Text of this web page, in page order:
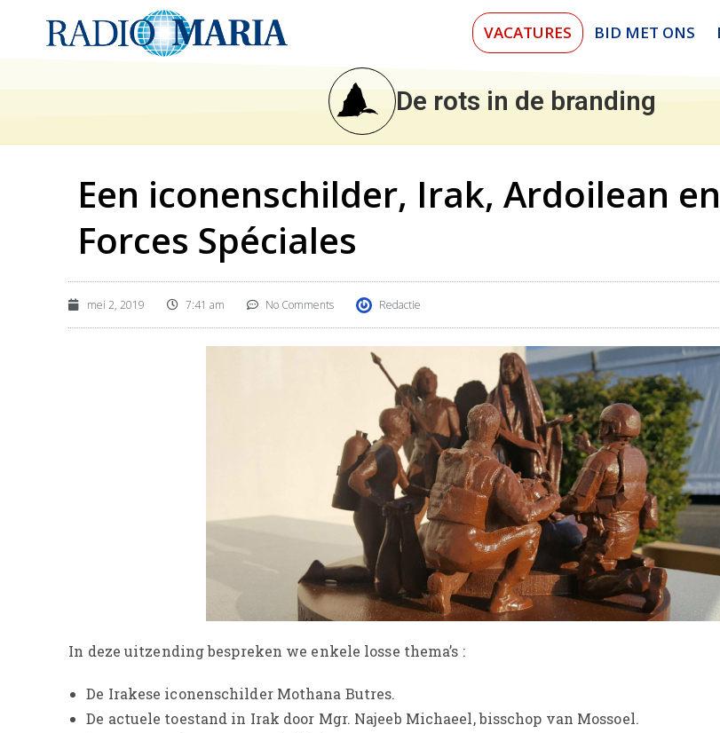
VACATURES BID MET ONS
De rots in de branding
Een iconenschilder, Irak, Ardoilean
Forces Spéciales
mei 2, 2019 7:41 am No Comments Redactie
In deze uitzending bespreken we enkele losse thema’s :
De Irakese iconenschilder Mothana Butres.
De actuele toestand in Irak door Mgr. Najeeb Michaeel, bisschop van Mossoel.